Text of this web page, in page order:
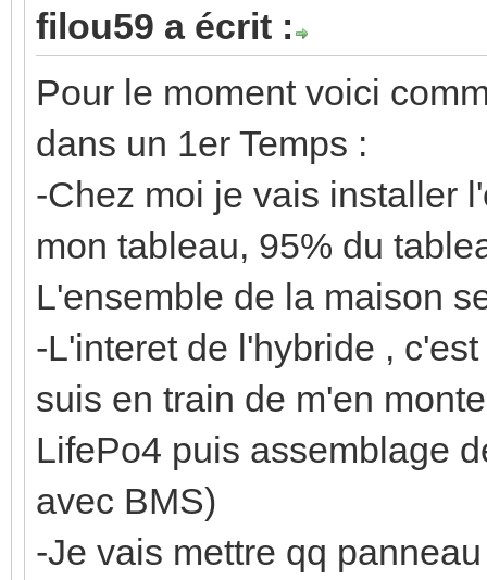
filou59 a écrit :
Pour le moment voici
dans un 1er Temps :
-Chez moi je vais installer
mon tableau, 95% du
L'ensemble de la maison
-L'interet de l'hybride ,
suis en train de m'en
LifePo4 puis assemblage
avec BMS)
-Je vais mettre qq